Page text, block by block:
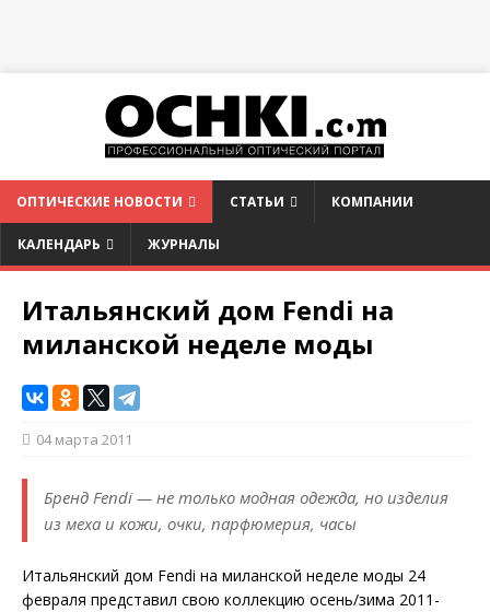
ОПТИЧЕСКИЕ НОВОСТИ СТАТЬИ КОМПАНИИ
КАЛЕНДАРЬ ЖУРНАЛЫ
Итальянский дом Fendi на
миланской неделе моды
04 марта 2011
Бренд Fendi — не только модная одежда, но изделия
из меха и кожи, очки, парфюмерия, часы
Итальянский дом Fendi на миланской неделе моды 24
февраля представил свою коллекцию осень/зима 2011-